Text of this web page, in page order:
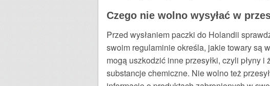
Czego nie wolno wysyłać w
Przed wysłaniem paczki do Holandii
swoim regulaminie określa, jakie towary są
mogą uszkodzić inne przesyłki, czyli płyny
substancje chemiczne. Nie wolno też